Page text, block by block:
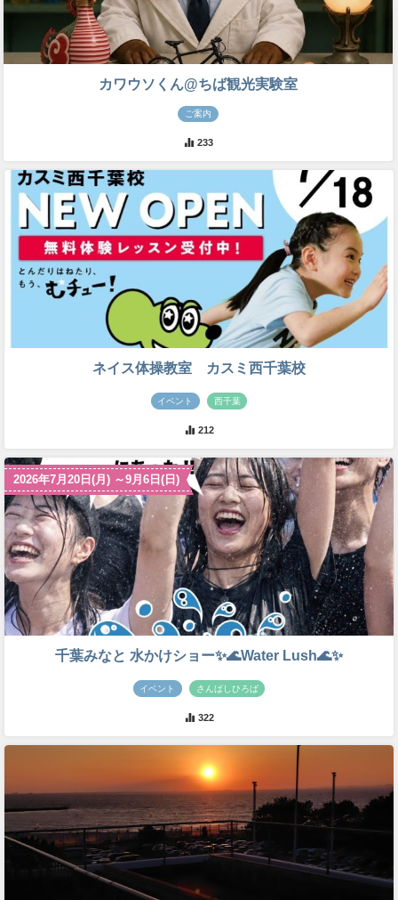
カワウソくん@ちば観光実験室
ご案内
233
ネイス体操教室 カスミ西千葉校
イベント 西千葉
212
2026年7月20日(月) ～9月6日(日)
千葉みなと 水かけショー✨🌊Water Lush🌊✨
イベント さんばしひろば
322